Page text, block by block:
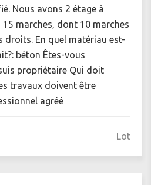
Nous avons 2 étage à
15 marches, dont 10 marches
droits. En quel matériau est-
béton Êtes-vous
propriétaire Qui doit
travaux doivent être
agréé
Lot